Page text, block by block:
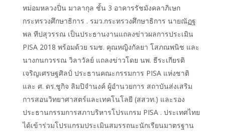
หม่อมหลวงปิ่น มาลากุล ชั้น 3 อาคารรัชมังคลาภิเษก
กระทรวงศึกษาธิการ . รมว.กระทรวงศึกษาธิการ นายณัฏฐ
พล ทีปสุวรรณ เป็นประธานงานแถลงข่าวผลการประเมิน
PISA 2018 พร้อมด้วย รมช. คุณหญิงกัลยา โสภณพนิช และ
นางกนกวรรณ วิลาวัลย์ แถลงข่าวโดย นพ. ธีระเกียรติ
เจริญเศรษฐศิลป์ ประธานคณะกรรมการ PISA แห่งชาติ
และ ศ. ดร.ชูกิจ ลิมปิจำนงค์ ผู้อำนวยการ สถาบันส่งเสริม
การสอนวิทยาศาสตร์และเทคโนโลยี (สสวท.) และรอง
ประธานกรรมการสภาบริหารโปรแกรม PISA . ประเทศไทย
ได้เข้าร่วมโปรแกรมประเมินสมรรถนะนักเรียนมาตรฐาน